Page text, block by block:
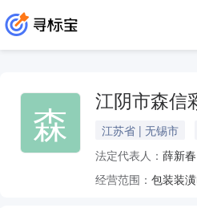
森 江阴市森信
江苏省 | 无锡市
法定代表人： 薛新春
经营范围： 包装装